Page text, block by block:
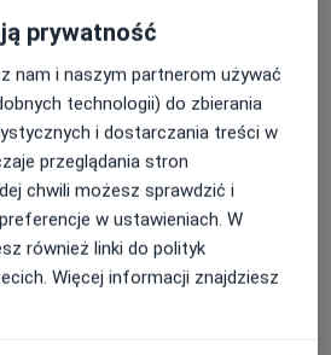
Powiększ mapęotwiera się w nowej karcie
kalendarz
akceptowana
przed wizytą.
prywatność
nam i naszym partnerom używać
technologii) do zbierania
i dostarczania treści w
przeglądania stron
chwili możesz sprawdzić i
w ustawieniach. W
również linki do polityk
Więcej informacji znajdziesz